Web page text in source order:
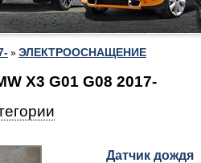
» ЭЛЕКТРООСНАЩЕНИЕ
X3 G01 G08 2017-
Датчик дождя